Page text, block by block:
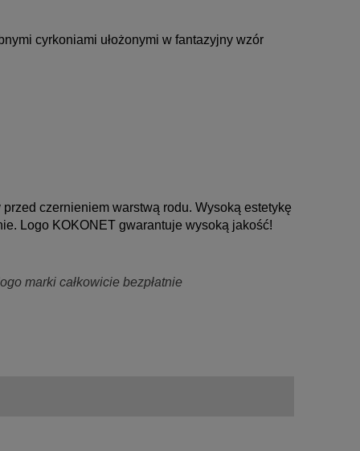
cyrkoniami ułożonymi w fantazyjny wzór
czernieniem warstwą rodu. Wysoką estetykę
Logo KOKONET gwarantuje wysoką jakość!
marki całkowicie bezpłatnie